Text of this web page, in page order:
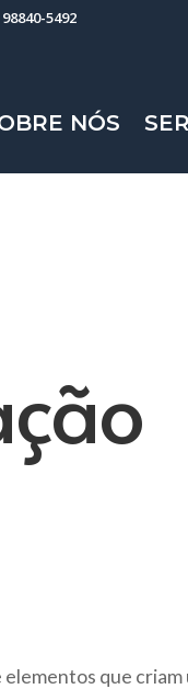
5492
NÓS
que criam